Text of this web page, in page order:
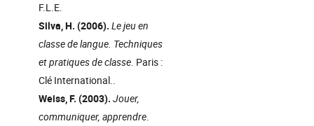
F.L.E.
Silva, H. (2006). Le jeu en
classe de langue. Techniques
et pratiques de classe. Paris :
Clé International..
Weiss, F. (2003). Jouer,
communiquer, apprendre.